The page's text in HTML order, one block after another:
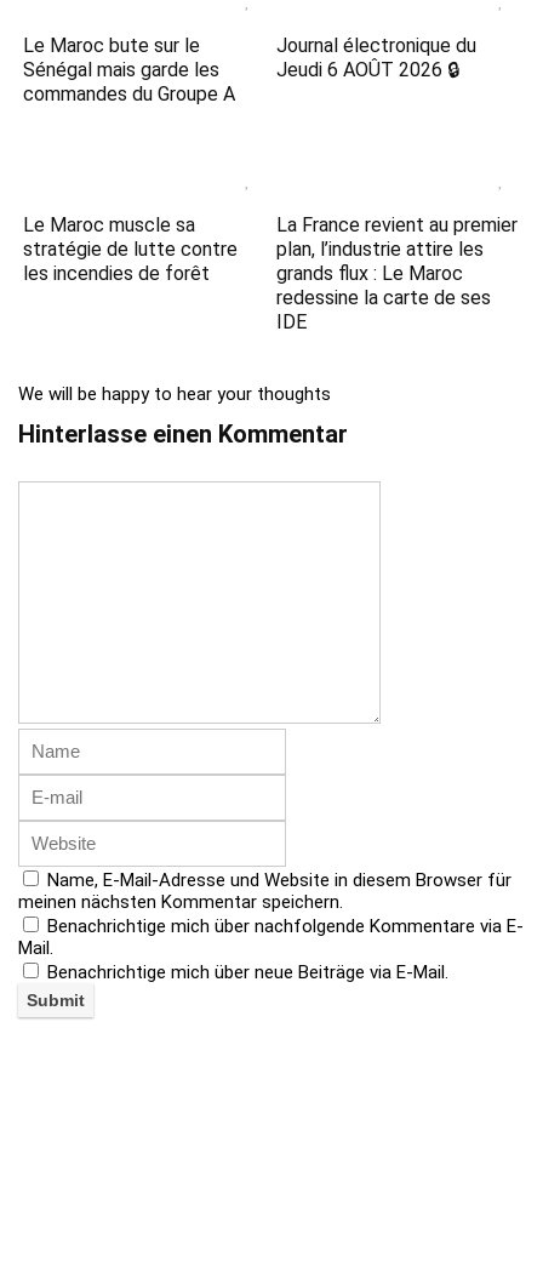
Le Maroc bute sur le
Sénégal mais garde les
commandes du Groupe A
Journal électronique du
Jeudi 6 AOÛT 2026 🔒
Le Maroc muscle sa
stratégie de lutte contre
les incendies de forêt
La France revient au premier
plan, l’industrie attire les
grands flux : Le Maroc
redessine la carte de ses
IDE
We will be happy to hear your thoughts
Hinterlasse einen Kommentar
Name, E-Mail-Adresse und Website in diesem Browser für
meinen nächsten Kommentar speichern.
Benachrichtige mich über nachfolgende Kommentare via E-
Mail.
Benachrichtige mich über neue Beiträge via E-Mail.